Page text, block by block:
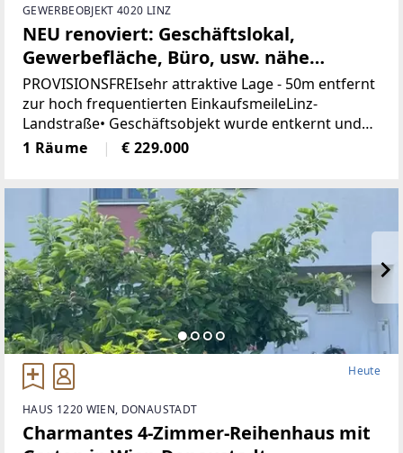
GEWERBEOBJEKT 4020 LINZ
NEU renoviert: Geschäftslokal,
Gewerbefläche, Büro, usw. nähe
Landstrasse-Linz (Provisionsfrei)
PROVISIONSFREIsehr attraktive Lage - 50m entfernt
zur hoch frequentierten EinkaufsmeileLinz-
Landstraße• Geschäftsobjekt wurde entkernt und
generalsaniert• Klimatisiert (Klimaanlage)• neue
Böden, neue Heizkörper•
1 Räume € 229.000
Heute
HAUS 1220 WIEN, DONAUSTADT
Charmantes 4-Zimmer-Reihenhaus mit